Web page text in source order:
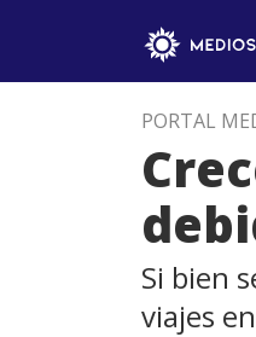
PORTAL
Si bien
viajes